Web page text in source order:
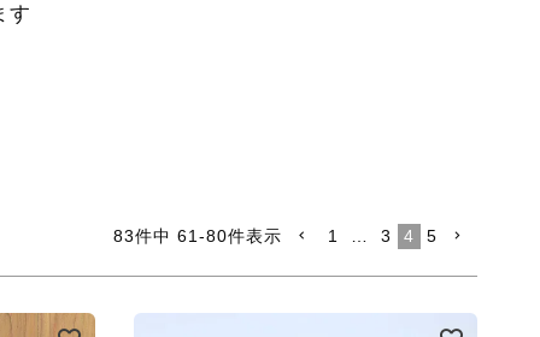
す
83件中 61 -80件表示 1 3 4 5